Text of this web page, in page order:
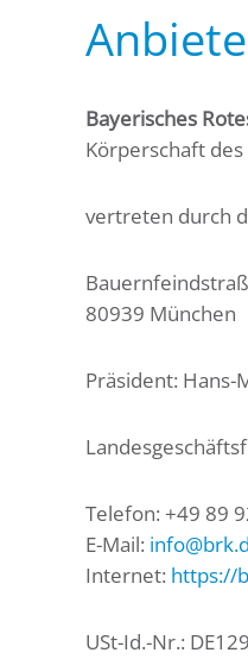
Bayerisches
Körperschaft
vertreten durch
80939 München
Präsident: Hans-
Telefon: +49 89
E-Mail:
Internet: https://
USt-Id.-Nr.: